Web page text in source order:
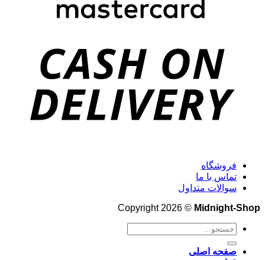
فروشگاه
تماس با ما
سوالات متداول
Copyright 2026 © Midnight-Shop
جستجو
صفحه اصلی